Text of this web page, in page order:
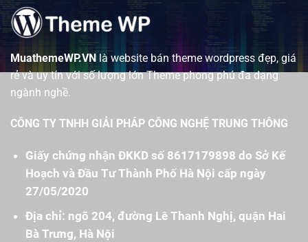
MuathemeWP.VNlà website bán theme wordpress đẹp, giá
rẻ và uy tín với số lượng lớn Theme phong phú đa dạng
ngành nghề.
CÔNG TY TNHH GIẢI PHÁP CÔNG NGHỆ TRUNG THÔNG
Giấy chứng nhận ĐKKD số 8617179898 do Sở Kế
Hoạch và Đầu Tư Thành Phố Hà Nội cấp ngày
27/05/2020
Địa chỉ: ngõ 204, đường Lê Thanh Nghị, quận Hai
Bà Trưng, Hà Nội